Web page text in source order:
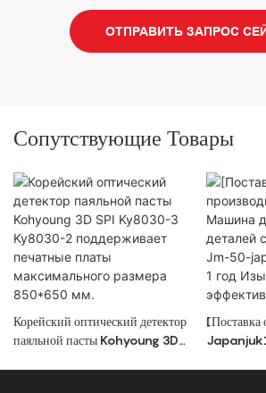
ОТПРАВИТЬ ЗАПРОС
Сопутствующие Товары
Корейский оптический детектор
паяльной пасты Kohyoung 3D
[Поставка